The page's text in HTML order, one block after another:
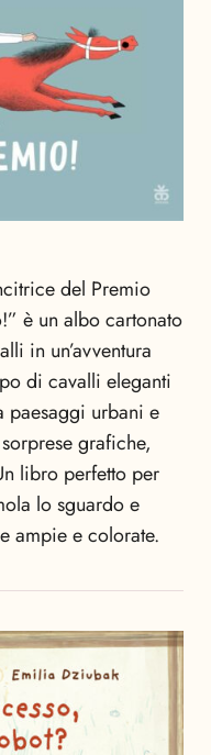
del Premio
è un albo cartonato
in un’avventura
di cavalli eleganti
paesaggi urbani e
grafiche,
libro perfetto per
lo sguardo e
ampie e colorate.